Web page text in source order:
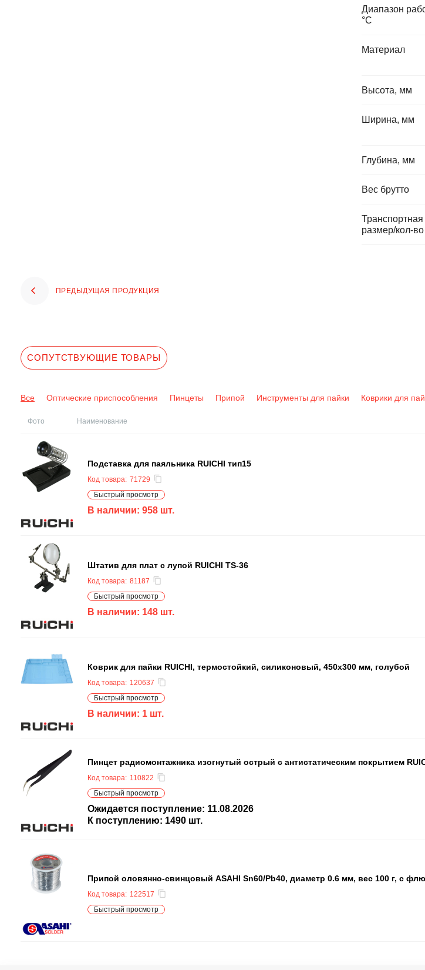
Диапазон
°C
Материал
Высота, мм
Ширина, мм
Глубина, мм
Вес брутто
Транспортная
размер/кол-во
ПРЕДЫДУЩАЯ ПРОДУКЦИЯ
СОПУТСТВУЮЩИЕ ТОВАРЫ
Все Оптические приспособления Пинцеты Припой Инструменты для пайки Коврики для
Фото Наименование
Подставка для паяльника RUICHI тип15
Код товара: 71729
Быстрый просмотр
В наличии: 958 шт.
Штатив для плат с лупой RUICHI TS-36
Код товара: 81187
Быстрый просмотр
В наличии: 148 шт.
Коврик для пайки RUICHI, термостойкий, силиконовый, 450x300 мм, голубой
Код товара: 120637
Быстрый просмотр
В наличии: 1 шт.
Пинцет радиомонтажника изогнутый острый с антистатическим покрытием
Код товара: 110822
Быстрый просмотр
Ожидается поступление: 11.08.2026
К поступлению: 1490 шт.
Припой оловянно-свинцовый ASAHI Sn60/Pb40, диаметр 0.6 мм, вес 100 г, с
Код товара: 122517
Быстрый просмотр